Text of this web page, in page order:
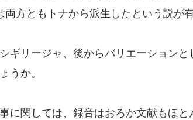
両方ともトナから派生したという説が有
ギリージャ、後からバリエーション
うか。
に関しては、録音はおろか文献もほ